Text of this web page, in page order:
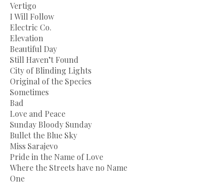
Vertigo
I Will Follow
Electric Co.
Elevation
Beautiful Day
Still Haven’t Found
City of Blinding Lights
Original of the Species
Sometimes
Bad
Love and Peace
Sunday Bloody Sunday
Bullet the Blue Sky
Miss Sarajevo
Pride in the Name of Love
Where the Streets have no Name
One